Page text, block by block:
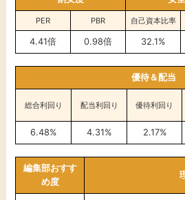
PER PBR 自己資本比率
4.41倍 0.98倍 32.1%
優待＆配当
総合利回り 配当利回り 優待利回り
6.48% 4.31% 2.17%
編集部おすす
め度